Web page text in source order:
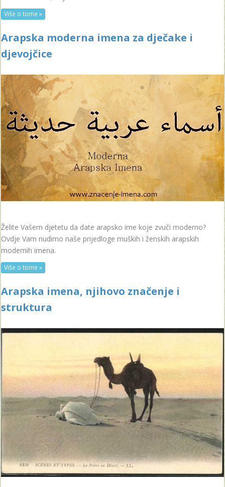
Više o tome »
Arapska moderna imena za dječake i
djevojčice
Želite Vašem djetetu da date arapsko ime koje zvuči moderno?
Ovdje Vam nudimo naše prijedloge muških i ženskih arapskih
modernih imena.
Više o tome »
Arapska imena, njihovo značenje i
struktura